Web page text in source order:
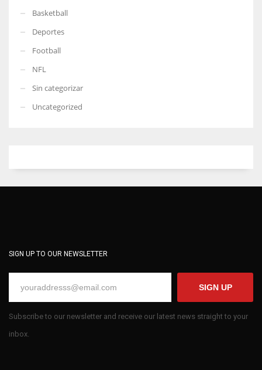
Basketball
Deportes
Football
NFL
Sin categorizar
Uncategorized
SIGN UP TO OUR NEWSLETTER
SIGN UP
Subscribe to our newsletter and receive our latest news straight to your
inbox.